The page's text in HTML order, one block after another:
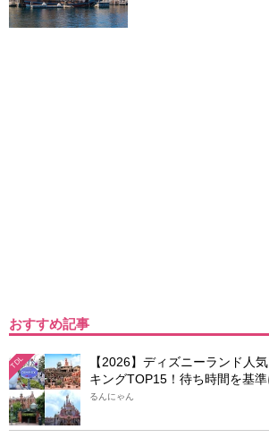
おすすめ記事
TDL
【2026】ディズニーランド人
キングTOP15！待ち時間を基準
るんにゃん